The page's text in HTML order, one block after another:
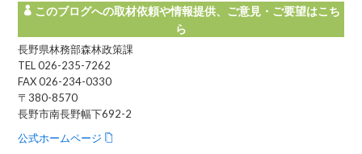
このブログへの取材依頼や情報提供、ご意見・ご要望はこち
ら
長野県林務部森林政策課
TEL 026-235-7262
FAX 026-234-0330
〒380-8570
長野市南長野幅下692-2
公式ホームページ